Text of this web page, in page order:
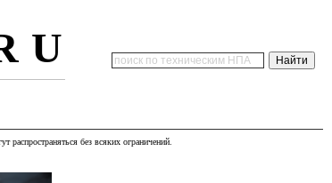
без всяких ограничений.